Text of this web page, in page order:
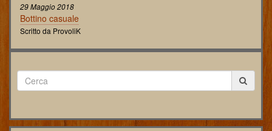
29 Maggio 2018
Bottino casuale
Scritto da ProvoliK